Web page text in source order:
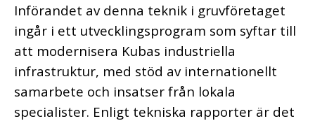
Införandet av denna teknik i gruvföretaget
ingår i ett utvecklingsprogram som syftar till
att modernisera Kubas industriella
infrastruktur, med stöd av internationellt
samarbete och insatser från lokala
specialister. Enligt tekniska rapporter är det